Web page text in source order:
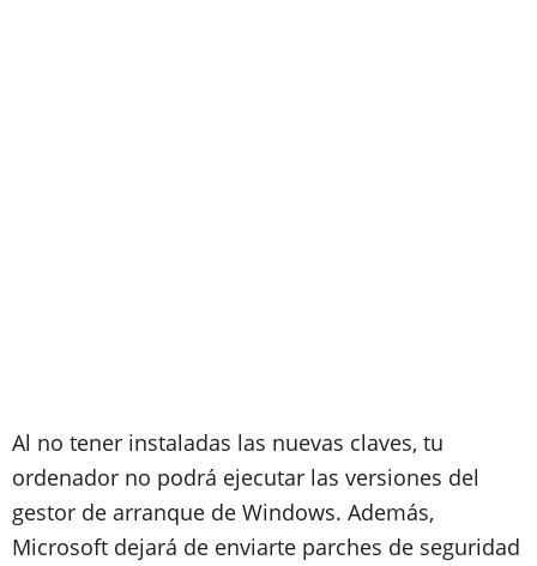
Al no tener instaladas las nuevas claves, tu
ordenador no podrá ejecutar las versiones del
gestor de arranque de Windows. Además,
Microsoft dejará de enviarte parches de seguridad